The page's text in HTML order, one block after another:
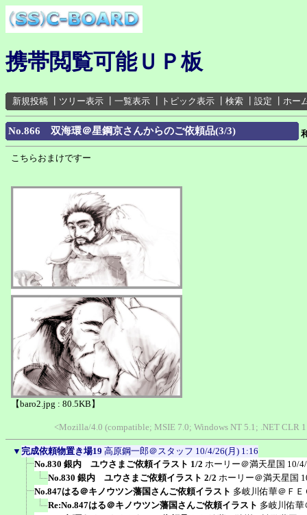
携帯閲覧可能ＵＰ板
新規投稿 ツリー表示 一覧表示 トピック表示 検索 設定 ホー
No.866 双海環＠星鋼京さんからのご依頼品(3/3)
こちらおまけですー
【baro2.jpg : 80.5KB】
<Mozilla/4.0 (compatible; MSIE 7.0; Windows NT 5.1; .NET CLR
▼ 完成依頼物置き場19 高原鋼一郎＠スタッフ 10/4/26(月) 1:16
No.830 銀内 ユウさまご依頼イラスト 1/2 ホーリー＠満天星国 10/
No.830 銀内 ユウさまご依頼イラスト 2/2 ホーリー＠満天星国
No.847はる＠キノウツン藩国さんご依頼イラスト 多岐川佑華＠ＦＥ
Re:No.847はる＠キノウツン藩国さんご依頼イラスト 多岐川佑華